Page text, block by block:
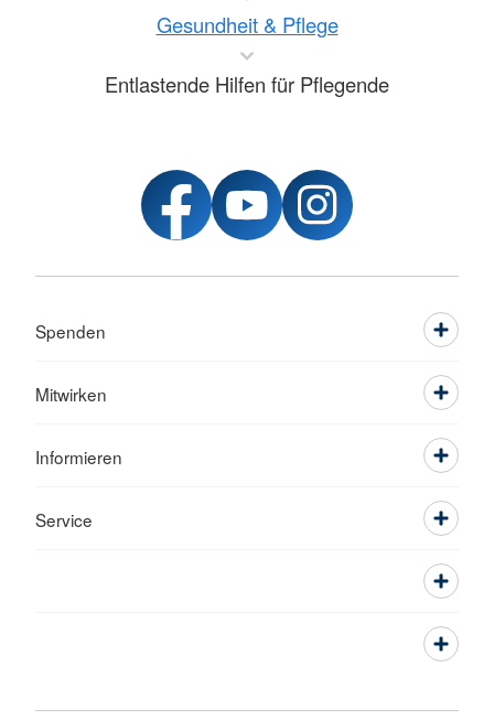
Gesundheit & Pflege
Entlastende Hilfen für Pflegende
Spenden
Mitwirken
Informieren
Service